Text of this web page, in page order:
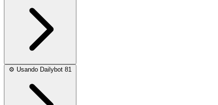
⚙️ Usando Dailybot 81